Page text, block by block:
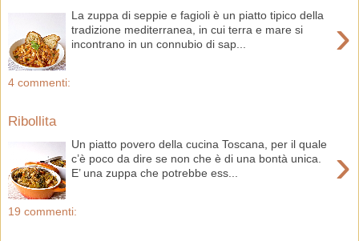
›
La zuppa di seppie e fagioli è un piatto tipico della
tradizione mediterranea, in cui terra e mare si
incontrano in un connubio di sap...
4 commenti:
Ribollita
›
Un piatto povero della cucina Toscana, per il quale
c’è poco da dire se non che è di una bontà unica.
E’ una zuppa che potrebbe ess...
19 commenti: